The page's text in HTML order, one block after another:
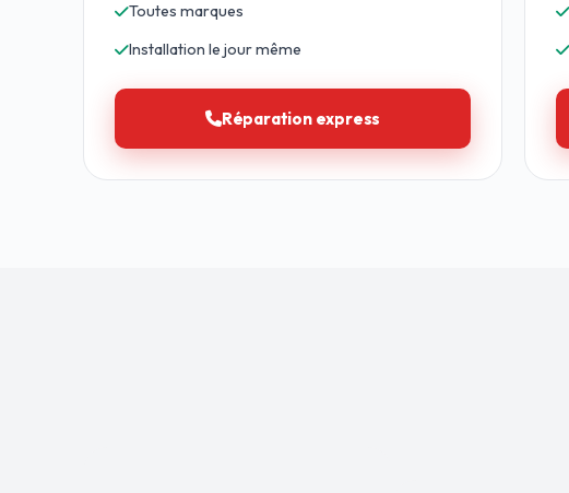
Toutes marques
Installation le jour même
Réparation express